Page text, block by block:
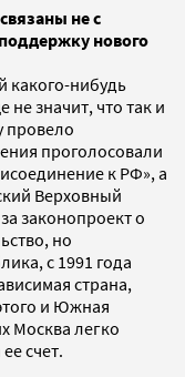
не с
нового
какого-нибудь
не значит, что так и
провело
проголосовали
к РФ», а
Верховный
законопроект о
но
с 1991 года
страна,
и Южная
Москва легко
счет.